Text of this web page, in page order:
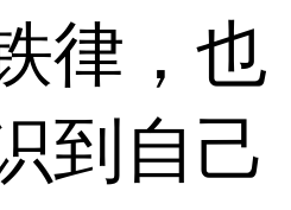
律，也
到自己